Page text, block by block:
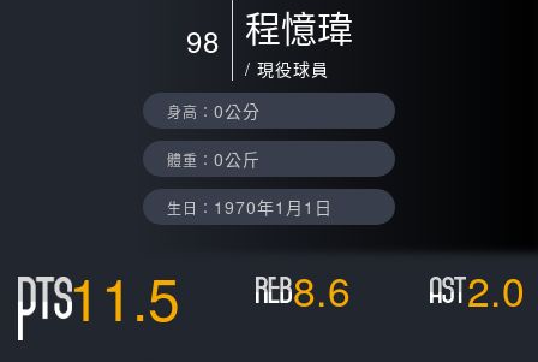
98 程憶瑋
/ 現役球員
身高： 0公分
體重： 0公斤
生日： 1970年1月1日
11.5 8.6 2.0